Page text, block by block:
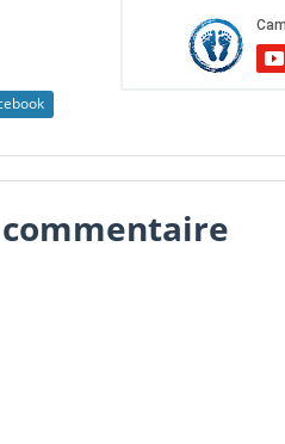
commentaire